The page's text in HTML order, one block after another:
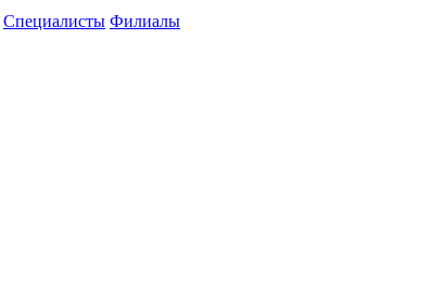
Специалисты Филиалы